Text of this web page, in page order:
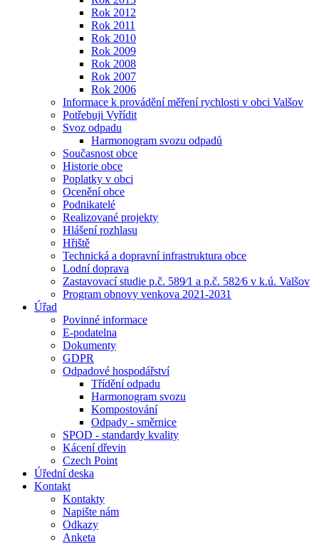
Rok 2012
Rok 2011
Rok 2010
Rok 2009
Rok 2008
Rok 2007
Rok 2006
Informace k provádění měření rychlosti v obci Valšov
Potřebuji Vyřídit
Svoz odpadu
Harmonogram svozu odpadů
Současnost obce
Historie obce
Poplatky v obci
Ocenění obce
Podnikatelé
Realizované projekty
Hlášení rozhlasu
Hřiště
Technická a dopravní infrastruktura obce
Lodní doprava
Zastavovací studie p.č. 589⁄1 a p.č. 582⁄6 v k.ú. Valšov
Program obnovy venkova 2021-2031
Úřad
Povinné informace
E-podatelna
Dokumenty
GDPR
Odpadové hospodářství
Třídění odpadu
Harmonogram svozu
Kompostování
Odpady - směrnice
SPOD - standardy kvality
Kácení dřevin
Czech Point
Úřední deska
Kontakt
Kontakty
Napište nám
Odkazy
Anketa